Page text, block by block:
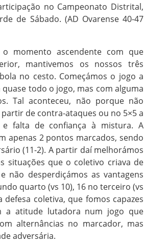
no Campeonato Distrital,
de Sábado. (AD Ovarense 40-47
momento ascendente com que
mantivemos os nossos três
no cesto. Começámos o jogo a
todo o jogo, mas com alguma
Tal aconteceu, não porque não
de contra-ataques ou no 5×5 a
e falta de confiança à mistura. A
apenas 2 pontos marcados, sendo
(11-2). A partir daí melhorámos
situações que o coletivo criava de
não desperdiçámos as vantagens
quarto (vs 10), 16 no terceiro (vs
coletiva, que fomos capazes
a atitude lutadora num jogo que
alternâncias no marcador, mas
adversária.